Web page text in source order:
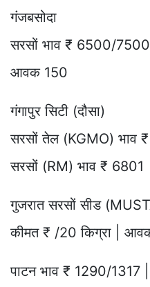
गंजबसोदा
सरसों भाव ₹ 6500/7500
आवक 150
गंगापुर सिटी (दौसा)
सरसों तेल (KGMO) भाव
सरसों (RM) भाव ₹ 6801
गुजरात सरसों सीड
कीमत ₹ /20 किग्रा |
पाटन भाव ₹ 1290/